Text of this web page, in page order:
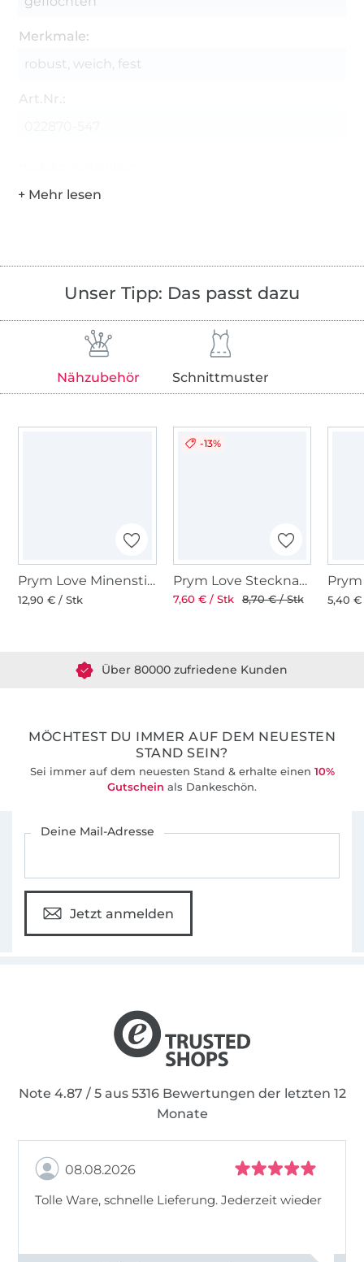
Merkmale:
robust, weich, fest
Art.Nr.:
Unser Tipp: Das passt dazu
Nähzubehör Schnittmuster
Prym Love Minenstift, pink
12,90 € / Stk
-13%
Prym Love Stecknadeln 50 Stck.
7,60 € / Stk 8,70 € / Stk 5,40
MÖCHTEST DU IMMER AUF DEM NEUESTEN
STAND SEIN?
Sei immer auf dem neuesten Stand & erhalte einen 10%
Gutschein als Dankeschön.
Deine Mail-Adresse
Jetzt anmelden
Note 4.87 / 5 aus 5316 Bewertungen der letzten 12
Monate
08.08.2026
Tolle Ware, schnelle Lieferung. Jederzeit wieder